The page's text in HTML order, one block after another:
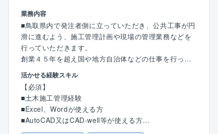
・女性技術者の採用に力を入れており、幅広い女性の
活躍環境がございます。
・資格取得支援体制充実
・研修・育成制度充実
・同社の技術者は、知識や技能だけではなく、コミュ
ニケーションや創造性などのヒューマンスキルを重視
しています。
お客様の夢の一つ一つを大切にし、それぞれ希望を
叶える誠実な施工を実現できる技術者を育成していま
業務内容
■鳥取県内で発注者側に立っていただき、公共工事が円
滑に進むよう、施工管理計画や現場の管理業務などを
行っていただきます。
創業４５年を超え国や地方自治体などの仕事を行って
いる信頼ある企業です。河川・道路等の社会資本の整
備、維持を目的とする技術力を提供しています。
【具体的には】
官公庁からの依頼を受けた発注者への支援業務に従事
します。
活かせる経験スキル
【必須】
■土木施工管理経験
■Excel、Wordが使える方
■AutoCAD又はCAD-well等が使える方
※未経験でも意欲のある方歓迎します